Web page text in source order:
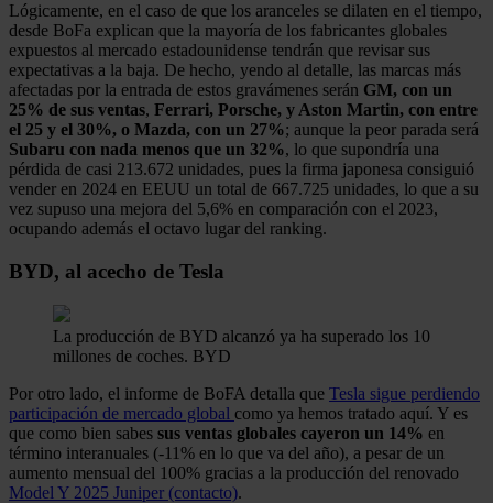
Lógicamente, en el caso de que los aranceles se dilaten en el tiempo,
desde BoFa explican que la mayoría de los fabricantes globales
expuestos al mercado estadounidense tendrán que revisar sus
expectativas a la baja. De hecho, yendo al detalle, las marcas más
afectadas por la entrada de estos gravámenes serán GM, con un
25% de sus ventas, Ferrari, Porsche, y Aston Martin, con entre
el 25 y el 30%, o Mazda, con un 27%; aunque la peor parada será
Subaru con nada menos que un 32%, lo que supondría una
pérdida de casi 213.672 unidades, pues la firma japonesa consiguió
vender en 2024 en EEUU un total de 667.725 unidades, lo que a su
vez supuso una mejora del 5,6% en comparación con el 2023,
ocupando además el octavo lugar del ranking.
BYD, al acecho de Tesla
La producción de BYD alcanzó ya ha superado los 10
millones de coches. BYD
Por otro lado, el informe de BoFA detalla que Tesla sigue perdiendo
participación de mercado global como ya hemos tratado aquí. Y es
que como bien sabes sus ventas globales cayeron un 14% en
término interanuales (-11% en lo que va del año), a pesar de un
aumento mensual del 100% gracias a la producción del renovado
Model Y 2025 Juniper (contacto).